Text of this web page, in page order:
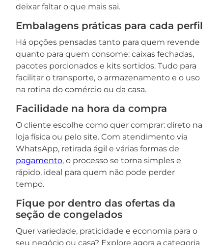
deixar faltar o que mais sai.
Embalagens práticas para cada perfil
Há opções pensadas tanto para quem revende
quanto para quem consome: caixas fechadas,
pacotes porcionados e kits sortidos. Tudo para
facilitar o transporte, o armazenamento e o uso
na rotina do comércio ou da casa.
Facilidade na hora da compra
O cliente escolhe como quer comprar: direto na
loja física ou pelo site. Com atendimento via
WhatsApp, retirada ágil e várias formas de
pagamento, o processo se torna simples e
rápido, ideal para quem não pode perder
tempo.
Fique por dentro das ofertas da
seção de congelados
Quer variedade, praticidade e economia para o
seu negócio ou casa? Explore agora a categoria